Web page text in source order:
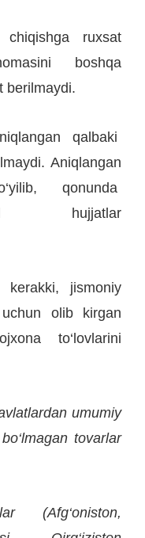
ruxsat
boshqa
berilmaydi.
qalbaki
Aniqlangan
qonunda
hujjatlar
kerakki, jismoniy
olib kirgan
to‘lovlarini
umumiy
tovarlar
(Afg‘oniston,